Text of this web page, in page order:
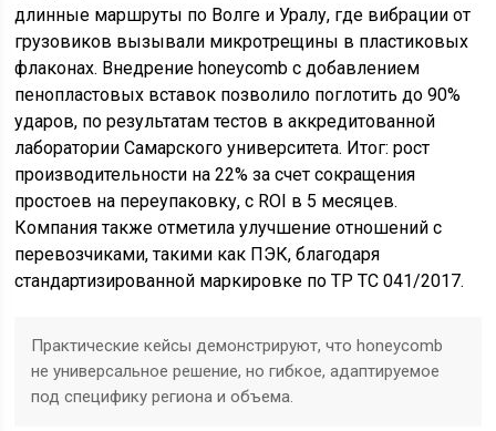
длинные маршруты по Волге и Уралу, где вибрации от
грузовиков вызывали микротрещины в пластиковых
флаконах. Внедрение honeycomb с добавлением
пенопластовых вставок позволило поглотить до 90%
ударов, по результатам тестов в аккредитованной
лаборатории Самарского университета. Итог: рост
производительности на 22% за счет сокращения
простоев на переупаковку, с ROI в 5 месяцев.
Компания также отметила улучшение отношений с
перевозчиками, такими как ПЭК, благодаря
стандартизированной маркировке по ТР ТС 041/2017.
Практические кейсы демонстрируют, что honeycomb
не универсальное решение, но гибкое, адаптируемое
под специфику региона и объема.